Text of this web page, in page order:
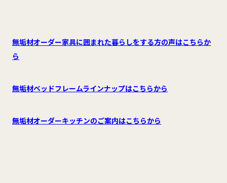
無垢材オーダー家具に囲まれた暮らしをする方の声はこちらか
ら
無垢材ベッドフレームラインナップはこちらから
無垢材オーダーキッチンのご案内はこちらから